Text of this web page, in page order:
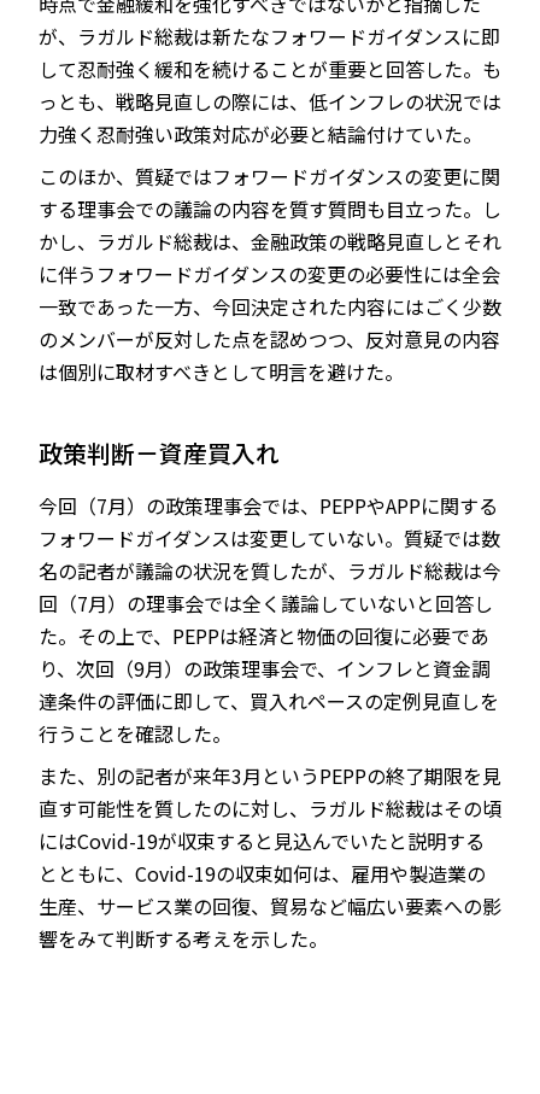
が、ラガルド総裁は新たなフォワードガイダンスに即
して忍耐強く緩和を続けることが重要と回答した。も
っとも、戦略見直しの際には、低インフレの状況では
力強く忍耐強い政策対応が必要と結論付けていた。
このほか、質疑ではフォワードガイダンスの変更に関
する理事会での議論の内容を質す質問も目立った。し
かし、ラガルド総裁は、金融政策の戦略見直しとそれ
に伴うフォワードガイダンスの変更の必要性には全会
一致であった一方、今回決定された内容にはごく少数
のメンバーが反対した点を認めつつ、反対意見の内容
は個別に取材すべきとして明言を避けた。
政策判断－資産買入れ
今回（7月）の政策理事会では、PEPPやAPPに関する
フォワードガイダンスは変更していない。質疑では数
名の記者が議論の状況を質したが、ラガルド総裁は今
回（7月）の理事会では全く議論していないと回答し
た。その上で、PEPPは経済と物価の回復に必要であ
り、次回（9月）の政策理事会で、インフレと資金調
達条件の評価に即して、買入れペースの定例見直しを
行うことを確認した。
また、別の記者が来年3月というPEPPの終了期限を見
直す可能性を質したのに対し、ラガルド総裁はその頃
にはCovid-19が収束すると見込んでいたと説明する
とともに、Covid-19の収束如何は、雇用や製造業の
生産、サービス業の回復、貿易など幅広い要素への影
響をみて判断する考えを示した。